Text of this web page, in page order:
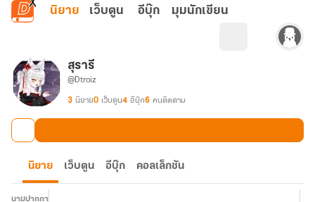
ข้ามไปยังเนื้อหาหลัก
นิยาย เว็บตูน อีบุ๊ก มุมนักเขียน
สุรารี
@Dtroiz
3 นิยาย0 เว็บตูน4 อีบุ๊ก6 คนติดตาม
นิยาย เว็บตูน อีบุ๊ก คอลเล็กชัน
นามปากกา